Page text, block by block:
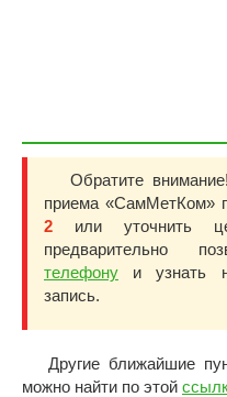
Обратите
приема «СамМетКом»
2 или уточнить
предварительно
телефону и узнать
запись.
Другие ближайшие
можно найти по этой